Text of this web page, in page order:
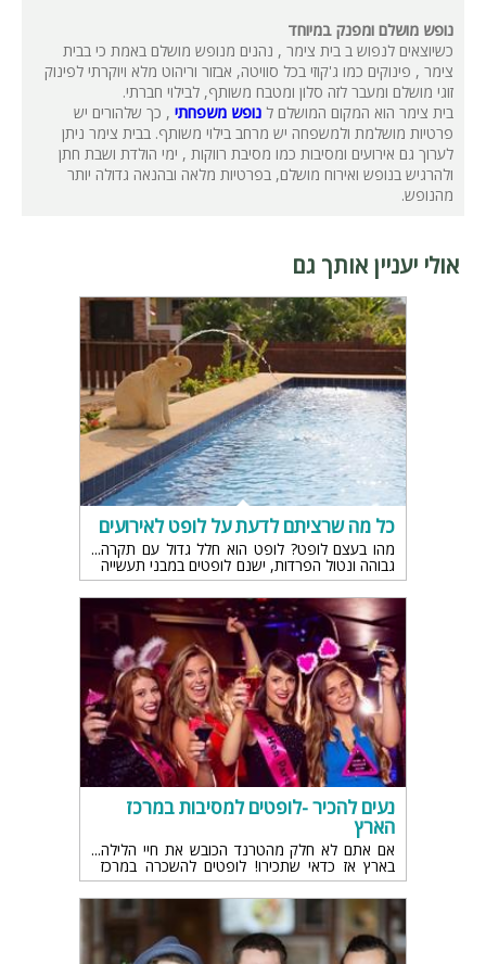
נופש מושלם ומפנק במיוחד
כשיוצאים לנפוש ב בית צימר , נהנים מנופש מושלם באמת כי בבית
צימר , פינוקים כמו ג'קוזי בכל סוויטה, אבזור וריהוט מלא ויוקרתי לפינוק
זוגי מושלם ומעבר לזה סלון ומטבח משותף, לבילוי חברתי.
בית צימר הוא המקום המושלם ל נופש משפחתי , כך שלהורים יש
פרטיות מושלמת ולמשפחה יש מרחב בילוי משותף. בבית צימר ניתן
לערוך גם אירועים ומסיבות כמו מסיבת רווקות , ימי הולדת ושבת חתן
ולהרגיש בנופש ואירוח מושלם, בפרטיות מלאה ובהנאה גדולה יותר
מהנופש.
אולי יעניין אותך גם
כל מה שרציתם לדעת על לופט לאירועים
מהו בעצם לופט? לופט הוא חלל גדול עם תקרה
גבוהה ונטול הפרדות, ישנם לופטים במבני תעשייה
או בבנייני משרדים ולכן אם רוצים לעשות אירוע
,לופט הוא הפתרון כי אין הגבלה של רעש ואין
שכנים.
נעים להכיר -לופטים למסיבות במרכז
הארץ
אם אתם לא חלק מהטרנד הכובש את חיי הלילה
בארץ אז כדאי שתכירו! לופטים להשכרה במרכז
הארץ כבר מזמן חלק מתרבות הבילויים שלנו
ובמיוחד לחגיגות ומסיבות. הנה כמה דברים שחשוב
שתדעו על לופטים למסיבות, רגע לפני שמארגנים
מסיבה